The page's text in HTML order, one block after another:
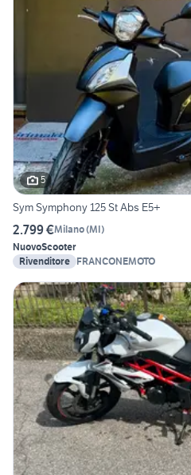
5
Sym Symphony 125 St Abs E5+
2.799 €Milano(MI)
NuovoScooter
Rivenditore FRANCONEMOTO